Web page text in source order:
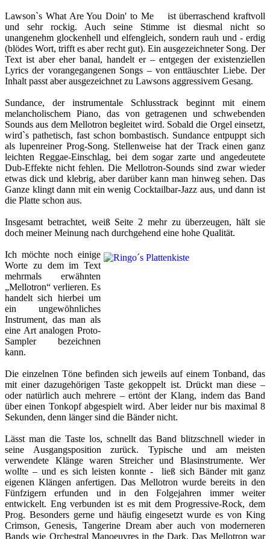
Lawson`s What Are You Doin' to Me ist überraschend kraftvoll
und sehr rockig. Auch seine Stimme ist diesmal nicht so
unangenehm glockenhell und elfengleich, sondern rauh und - erdig
(blödes Wort, trifft es aber recht gut). Ein ausgezeichneter Song. Der
Text ist aber eher banal, handelt er – entgegen der existenziellen
Lyrics der vorangegangenen Songs – von enttäuschter Liebe. Der
Inhalt passt aber ausgezeichnet zu Lawsons aggressivem Gesang.
Sundance, der instrumentale Schlusstrack beginnt mit einem
melancholischem Piano, das von getragenen und schwebenden
Sounds aus dem Mellotron begleitet wird. Sobald die Orgel einsetzt,
wird`s pathetisch, fast schon bombastisch. Sundance entpuppt sich
als lupenreiner Prog-Song. Stellenweise hat der Track einen ganz
leichten Reggae-Einschlag, bei dem sogar zarte und angedeutete
Dub-Effekte nicht fehlen. Die Mellotron-Sounds sind zwar wieder
etwas dick und klebrig, aber darüber kann man hinweg sehen. Das
Ganze klingt dann mit ein wenig Cocktailbar-Jazz aus, und dann ist
die Platte schon aus.
Insgesamt betrachtet, weiß Seite 2 mehr zu überzeugen, hält sie
doch meiner Meinung nach durchgehend eine hohe Qualität.
Ich möchte noch einige
Worte zu dem im Text
mehrmals erwähnten
„Mellotron“ verlieren. Es
handelt sich hierbei um
ein ungewöhnliches
Instrument, das man als
eine Art analogen Proto-
Sampler bezeichnen
kann.
Die einzelnen Töne befinden sich jeweils auf einem Tonband, das
mit einer dazugehörigen Taste gekoppelt ist. Drückt man diese –
oder natürlich auch mehrere – ertönt der Klang, indem das Band
über einen Tonkopf abgespielt wird. Aber leider nur bis maximal 8
Sekunden, denn länger sind die Bänder nicht.
Lässt man die Taste los, schnellt das Band blitzschnell wieder in
seine Ausgangsposition zurück. Typische und am meisten
verwendete Klänge waren Streicher und Blasinstrumente. Wer
wollte – und es sich leisten konnte - ließ sich Bänder mit ganz
eigenen Klängen anfertigen. Das Mellotron wurde bereits in den
Fünfzigern erfunden und in den Folgejahren immer weiter
entwickelt. Eng verbunden ist es mit dem Progressive-Rock, dem
Prog. Besonders gerne und häufig eingesetzt wurde es von King
Crimson, Genesis, Tangerine Dream aber auch von moderneren
Bands wie Orchestral Manoeuvres in the Dark. Das Mellotron war